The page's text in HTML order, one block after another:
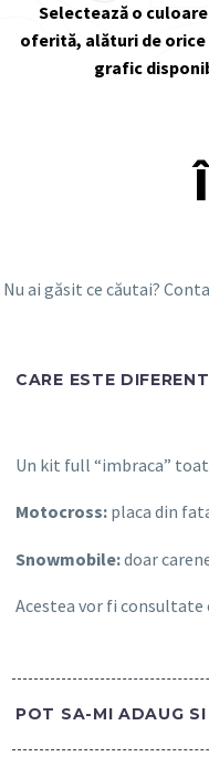
Selectează o
oferită, alături de
grafic
Nu ai găsit ce căutai?
CARE ESTE
Un kit full “imbraca”
Motocross: placa din
Snowmobile:doar
Acestea vor fi consultate
POT SA-MI ADAUG SI